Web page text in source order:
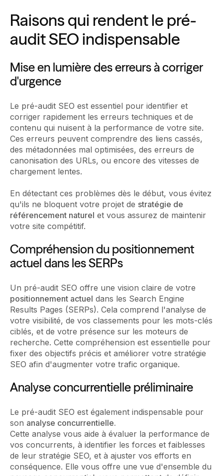
Raisons qui rendent le pré-
audit SEO indispensable
Mise en lumière des erreurs à corriger
d'urgence
Le pré-audit SEO est essentiel pour identifier et
corriger rapidement les erreurs techniques et de
contenu qui nuisent à la performance de votre site.
Ces erreurs peuvent comprendre des liens cassés,
des métadonnées mal optimisées, des erreurs de
canonisation des URLs, ou encore des vitesses de
chargement lentes.
En détectant ces problèmes dès le début, vous évitez
qu'ils ne bloquent votre projet de stratégie de
référencement naturel et vous assurez de maintenir
votre site compétitif.
Compréhension du positionnement
actuel dans les SERPs
Un pré-audit SEO offre une vision claire de votre
positionnement actuel dans les Search Engine
Results Pages (SERPs). Cela comprend l'analyse de
votre visibilité, de vos classements pour les mots-clés
ciblés, et de votre présence sur les moteurs de
recherche. Cette compréhension est essentielle pour
fixer des objectifs précis et améliorer votre stratégie
SEO afin d'augmenter votre trafic organique.
Analyse concurrentielle préliminaire
Le pré-audit SEO est également indispensable pour
son analyse concurrentielle.
Cette analyse vous aide à évaluer la performance de
vos concurrents, à identifier les forces et faiblesses
de leur stratégie SEO, et à ajuster vos efforts en
conséquence. Elle vous offre une vue d'ensemble du